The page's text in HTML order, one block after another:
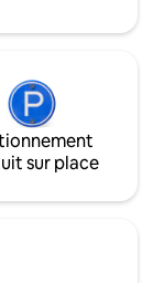
nocturne.
sur place